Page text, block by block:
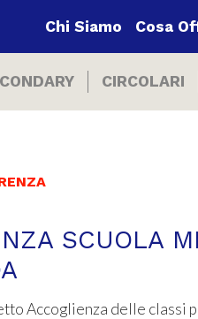
Chi Siamo Cosa
CIRCOLARI
SCUOLA
Accoglienza delle classi